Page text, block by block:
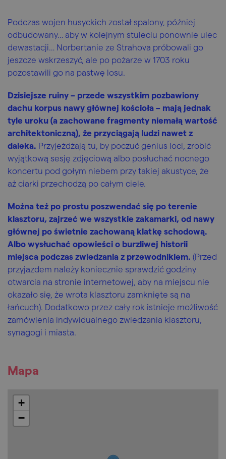
Podczas wojen husyckich został spalony, później
odbudowany… aby w kolejnym stuleciu ponownie ulec
dewastacji… Norbertanie ze Strahova próbowali go
jeszcze wskrzeszyć, ale po pożarze w 1703 roku
pozostawili go na pastwę losu.
Dzisiejsze ruiny – przede wszystkim pozbawiony
dachu korpus nawy głównej kościoła – mają jednak
tyle uroku (a zachowane fragmenty niemałą wartość
architektoniczną), że przyciągają ludzi nawet z
daleka. Przyjeżdżają tu, by poczuć genius loci, zrobić
wyjątkową sesję zdjęciową albo posłuchać nocnego
koncertu pod gołym niebem przy takiej akustyce, że
aż ciarki przechodzą po całym ciele.
Można też po prostu poszwendać się po terenie
klasztoru, zajrzeć we wszystkie zakamarki, od nawy
głównej po świetnie zachowaną klatkę schodową.
Albo wysłuchać opowieści o burzliwej historii
miejsca podczas zwiedzania z przewodnikiem. (Przed
przyjazdem należy koniecznie sprawdzić godziny
otwarcia na stronie internetowej, aby na miejscu nie
okazało się, że wrota klasztoru zamknięte są na
łańcuch). Dodatkowo przez cały rok istnieje możliwość
zamówienia indywidualnego zwiedzania klasztoru,
synagogi i miasta.
Mapa
+
−